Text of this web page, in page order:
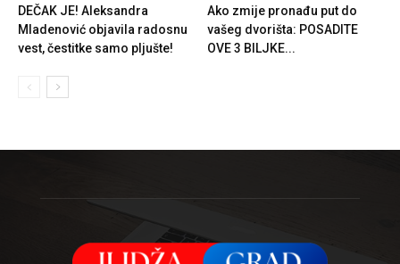
DEČAK JE! Aleksandra
Mladenović objavila radosnu
vest, čestitke samo pljušte!
Ako zmije pronađu put do
vašeg dvorišta: POSADITE
OVE 3 BILJKE...